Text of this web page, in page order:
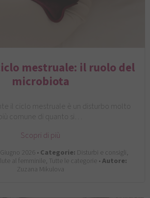
mestruale: il ruolo del
microbiota
il ciclo mestruale è un disturbo molto
più comune di quanto si…
Scopri di più
2026 •Categorie: Disturbi e consigli,
al femminile, Tutte le categorie •Autore:
Zuzana Mikulova